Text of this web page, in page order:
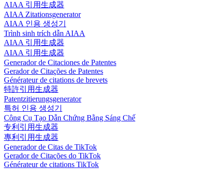
AIAA 引用生成器
AIAA Zitationsgenerator
AIAA 인용 생성기
Trình sinh trích dẫn AIAA
AIAA 引用生成器
AIAA 引用生成器
Generador de Citaciones de Patentes
Gerador de Citações de Patentes
Générateur de citations de brevets
特許引用生成器
Patentzitierungsgenerator
특허 인용 생성기
Công Cụ Tạo Dẫn Chứng Bằng Sáng Chế
专利引用生成器
專利引用生成器
Generador de Citas de TikTok
Gerador de Citações do TikTok
Générateur de citations TikTok